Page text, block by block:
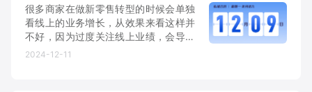
很多商家在做新零售转型的时候会单独
看线上的业务增长，从效果来看这样并
不好，因为过度关注线上业绩，会导致
门店将原有 一部分业绩平移到线上，这
2024-12-11